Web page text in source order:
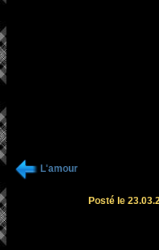
L'amour
Posté le